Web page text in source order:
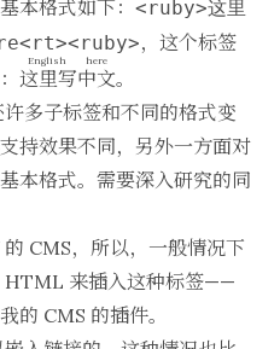
本格式如下： <ruby>这里
，这个标签
这里写中文
English here
。
多子标签和不同的格式变
持效果不同，另外一方面对
本格式。需要深入研究的同
CMS，所以，一般情况下
HTML 来插入这种标签——
的 CMS 的插件。